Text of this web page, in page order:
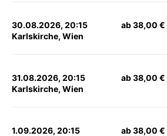
30.08.2026, 20:15
Karlskirche, Wien
ab 38,00 €
31.08.2026, 20:15
Karlskirche, Wien
ab 38,00 €
1.09.2026, 20:15
ab 38,00 €